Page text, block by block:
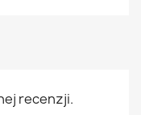
recenzji.